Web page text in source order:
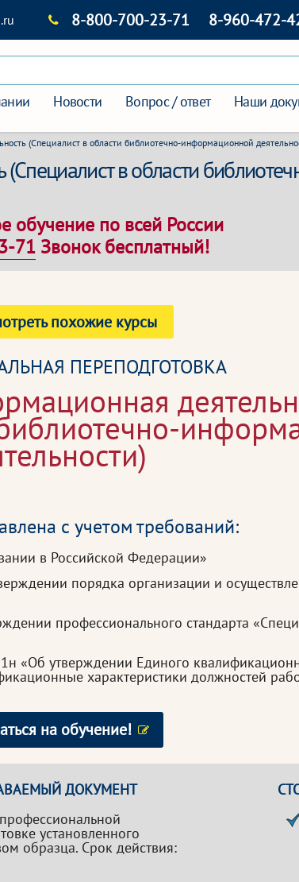
8-800-700-23-71 8-960-472-
Новости Вопрос / ответ Наши
(Специалист в области библиотечно-информационной
в области
обучение по всей России
71 Звонок бесплатный!
похожие курсы
ПЕРЕПОДГОТОВКА
с учетом требований:
в Российской Федерации»
порядка организации и
профессионального стандарта
«Об утверждении Единого
характеристики должностей
на обучение!
ДОКУМЕНТ
установленного
образца. Срок действия: